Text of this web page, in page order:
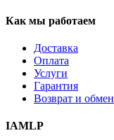
Как мы работаем
Доставка
Оплата
Услуги
Гарантия
Возврат и обмен
IAMLP